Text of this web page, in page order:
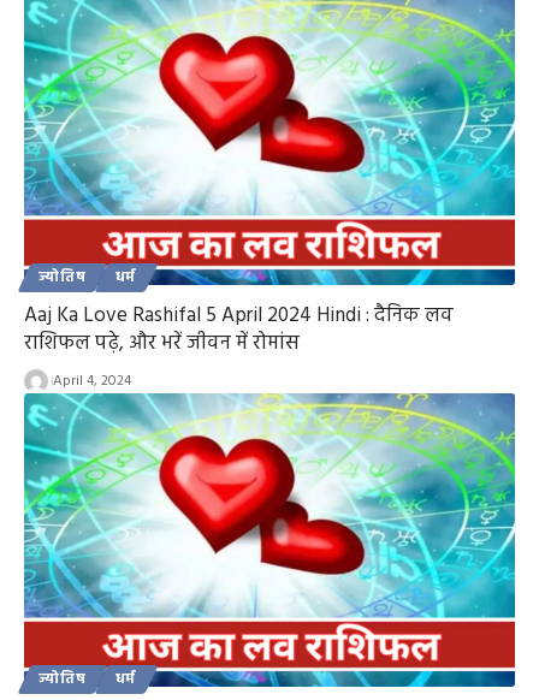
ज्योतिष धर्म
Aaj Ka Love Rashifal 5 April 2024 Hindi : दैनिक लव
राशिफल पढ़े, और भरें जीवन में रोमांस
April 4, 2024
ज्योतिष धर्म